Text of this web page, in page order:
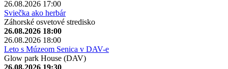
26.08.2026 17:00
Sviečka ako herbár
Záhorské osvetové stredisko
26.08.2026 18:00
26.08.2026 18:00
Leto s Múzeom Senica v DAV-e
Glow park House (DAV)